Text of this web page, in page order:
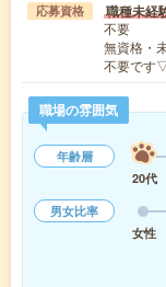
応募資格 職種未経
不要
無資格・
不要です
職場の雰囲気
年齢層
20代
男女比率
女性